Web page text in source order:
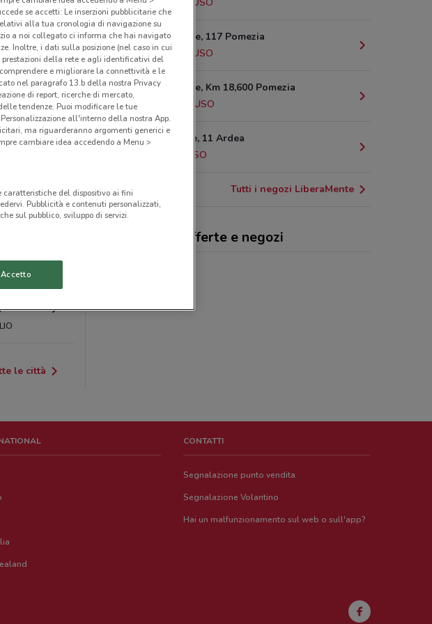
tardi.
LATINA
le città
Via Del Mare, 117 Pomezia
940 m
CHIUSO
Via Del Mare, Km 18,600 Pomezia
CHIUSO
Largo Udine, 11 Ardea
CHIUSO
Tutti i negozi LiberaMente
LiberaMente, offerte e negozi
CONTATTI
Segnalazione punto vendita
Segnalazione Volantino
Hai un malfunzionamento sul web o sull'app?
se accetti: Le inserzioni pubblicitarie che
alla tua cronologia di navigazione su
a noi collegato ci informa che hai navigato
Inoltre, i dati sulla posizione (nel caso in cui
della rete e agli identificativi del
e migliorare la connettività e le
nel paragrafo 13.b della nostra Privacy
di report, ricerche di mercato,
tendenze. Puoi modificare le tue
all'interno della nostra App.
ma riguarderanno argomenti generici e
cambiare idea accedendo a Menu >
del dispositivo ai fini
Pubblicità e contenuti personalizzati,
sul pubblico, sviluppo di servizi.
Accetto